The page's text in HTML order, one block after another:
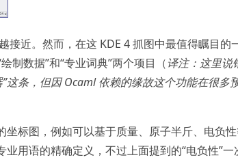
近。然而，在这 KDE 4 抓图中最值得瞩目的
制数据”和“专业词典”两个项目（译注：这里说
这条，但因 Ocaml 依赖的缘故这个功能在很多
坐标图，例如可以基于质量、原子半斤、电负
用语的精确定义，不过上面提到的“电负性”一